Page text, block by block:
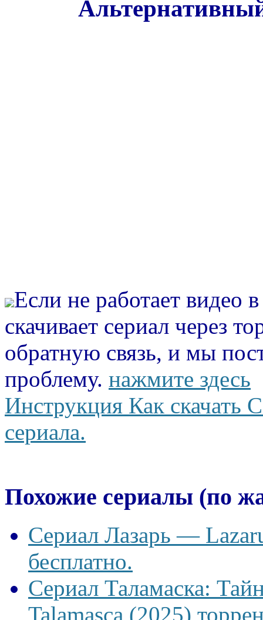
Если не работает видео
скачивает сериал через
обратную связь, и мы
проблему. нажмите здесь
Инструкция Как скачать
сериала.
Похожие сериалы (по
Сериал Лазарь —
бесплатно.
Сериал Таламаска:
Talamasca (2025)